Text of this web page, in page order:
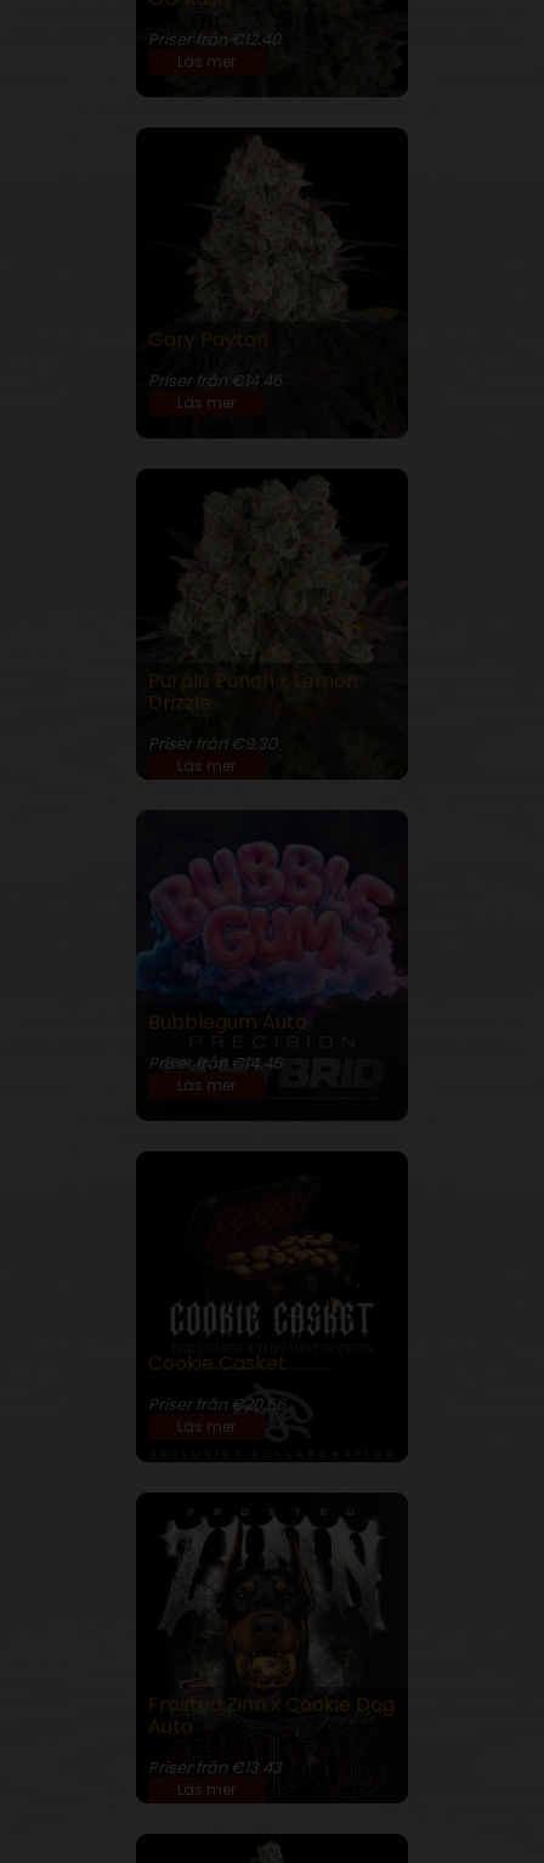
Priser från €12.40
Läs mer
Gary Payton
Priser från €14.46
Läs mer
Purple Punch x Lemon
Drizzle
Priser från €9.30
Läs mer
Bubblegum Auto
Priser från €14.46
Läs mer
Cookie Casket
Priser från €20.66
Läs mer
Frosted Zinn x Cookie Dog
Auto
Priser från €13.43
Läs mer